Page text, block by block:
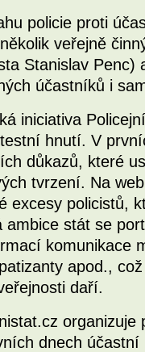
policie proti
veřejně
Stanislav
účastníků i
iniciativa
hnutí. V
důkazů, které
tvrzení. Na
excesy policistů,
ambice stát se
komunikace
apod.,
daří.
dnech